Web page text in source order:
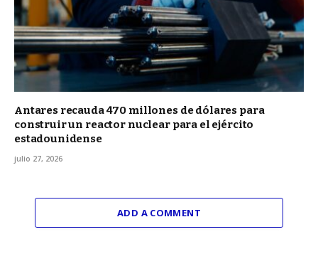
Antares recauda 470 millones de dólares para
construir un reactor nuclear para el ejército
estadounidense
julio 27, 2026
ADD A COMMENT